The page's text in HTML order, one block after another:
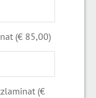
(€ 85,00)
(€